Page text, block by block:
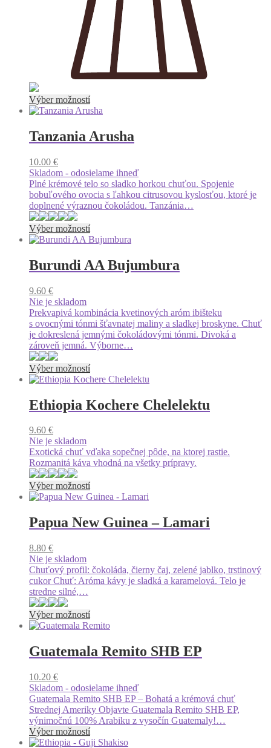
Výber možnostíTento
produkt
viacero
variantov.
môžete
vybrať
na
stránke
Tanzania Arusha
10.00 €
Skladom - odosielame ihneď
Plné krémové telo so sladko horkou chuťou. Spojenie
bobuľového ovocia s ľahkou citrusovou kyslosťou, ktoré je
doplnené výraznou čokoládou. Tanzánia…
Výber možnostíTento
produkt
viacero
variantov.
vybrať
na
stránke
produktu.
Burundi AA Bujumbura
9.60 €
Nie je skladom
Prekvapivá kombinácia kvetinových aróm ibišteku
s ovocnými tónmi šťavnatej maliny a sladkej broskyne. Chuť
je dokreslená jemnými čokoládovými tónmi. Divoká a
zároveň jemná. Výborne…
Výber možnostíTento
produkt
viacero
variantov.
vybrať
na
produktu.
Ethiopia Kochere Chelelektu
9.60 €
Nie je skladom
Exotická chuť vďaka sopečnej pôde, na ktorej rastie.
Rozmanitá káva vhodná na všetky prípravy.
Výber možnostíTento
produkt
viacero
variantov.
vybrať
na
Papua New Guinea – Lamari
8.80 €
Nie je skladom
Chuťový profil: čokoláda, čierny čaj, zelené jablko, trstinový
cukor Chuť: Aróma kávy je sladká a karamelová. Telo je
stredne silné,…
Výber možnostíTento
produkt
viacero
variantov.
môžete
vybrať
na
stránke
produktu.
Guatemala Remito SHB EP
10.20 €
Skladom - odosielame ihneď
Guatemala Remito SHB EP – Bohatá a krémová chuť
Strednej Ameriky Objavte Guatemala Remito SHB EP,
výnimočnú 100% Arabiku z vysočín Guatemaly!…
Výber možnostíTento
produkt